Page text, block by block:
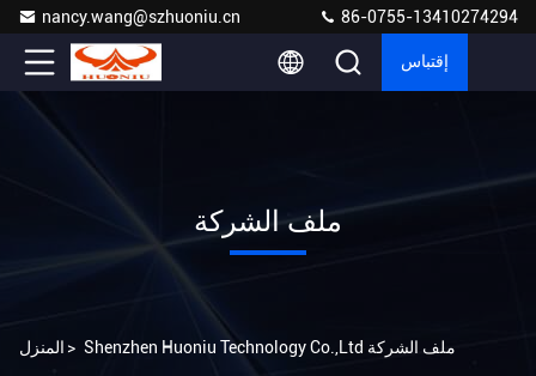
nancy.wang@szhuoniu.cn 86-0755-13410274294
إقتباس
ملف الشركة
المنزل > Shenzhen Huoniu Technology Co.,Ltd ملف الشركة